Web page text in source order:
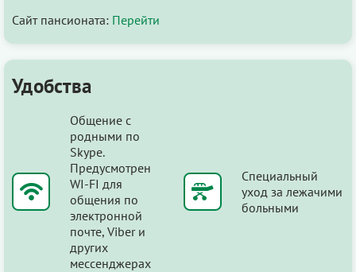
Сайт пансионата: Перейти
Удобства
Общение с
родными по
Skype.
Предусмотрен
WI-FI для
общения по
электронной
почте, Viber и
других
мессенджерах
Специальный
уход за лежачими
больными